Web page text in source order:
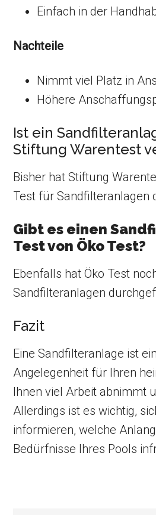
Einfach in der
Nachteile
Nimmt viel Platz in
Höhere
Ist ein
Stiftung Warentest
Bisher hat Stiftung
Test für Sandfilteranlagen
Gibt es einen
Test von Öko Test?
Ebenfalls hat Öko Test
Sandfilteranlagen
Fazit
Eine Sandfilteranlage ist
Angelegenheit für Ihren
Ihnen viel Arbeit abnimmt
Allerdings ist es wichtig,
informieren, welche
Bedürfnisse Ihres Pools